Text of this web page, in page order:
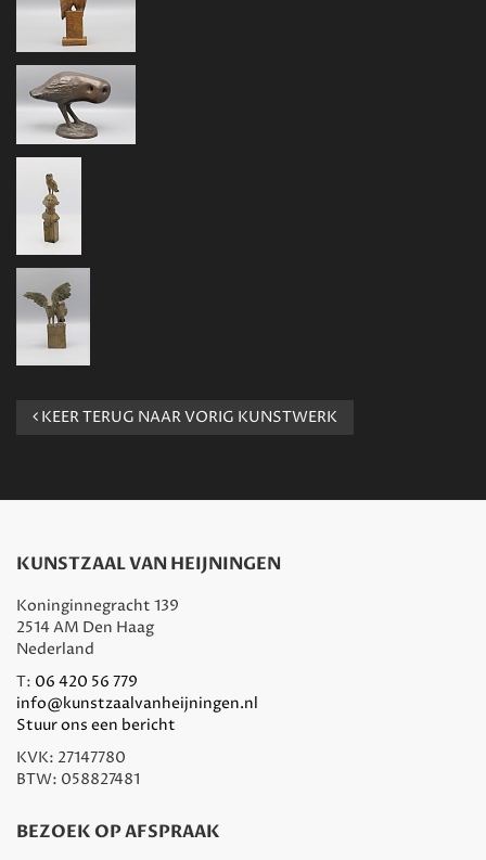
KEER TERUG NAAR VORIG KUNSTWERK
KUNSTZAAL VAN HEIJNINGEN
Koninginnegracht 139
2514 AM Den Haag
Nederland
T: 06 420 56 779
info@kunstzaalvanheijningen.nl
Stuur ons een bericht
KVK: 27147780
BTW: 058827481
BEZOEK OP AFSPRAAK